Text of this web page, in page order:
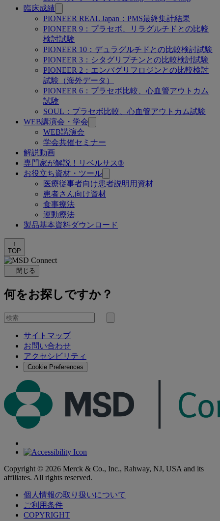
臨床成績
PIONEER REAL Japan：PMS最終集計結果
PIONEER 9：プラセボ、リラグルチドとの比較
検討試験
PIONEER 10：デュラグルチドとの比較検討試験
PIONEER 3：シタグリプチンとの比較検討試験
PIONEER 2：エンパグリフロジンとの比較検討
試験（海外データ）
PIONEER 6：プラセボ比較、心血管アウトカム
試験
SOUL：プラセボ比較、心血管アウトカム試験
WEB講演会・学会
WEB講演会
学会共催セミナー
解説動画
専門家が解説！リベルサス®
お役立ち資材・ツール
医療従事者向け患者説明用資材
患者さん向け資材
食事療法
運動療法
製品基本資料ダウンロード
↑
TOP
閉じる
何をお探しですか？
を
検
サイトマップ
お問い合わせ
アクセシビリティ
Cookie Preferences
Copyright © 2026 Merck & Co., Inc., Rahway, NJ, USA and its
affiliates. All rights reserved.
個人情報の取り扱いについて
ご利用条件
COPYRIGHT